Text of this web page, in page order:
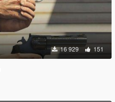
16 929 151